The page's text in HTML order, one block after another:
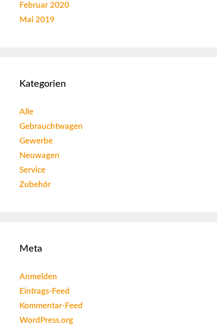
Februar 2020
Mai 2019
Kategorien
Alle
Gebrauchtwagen
Gewerbe
Neuwagen
Service
Zubehör
Meta
Anmelden
Eintrags-Feed
Kommentar-Feed
WordPress.org